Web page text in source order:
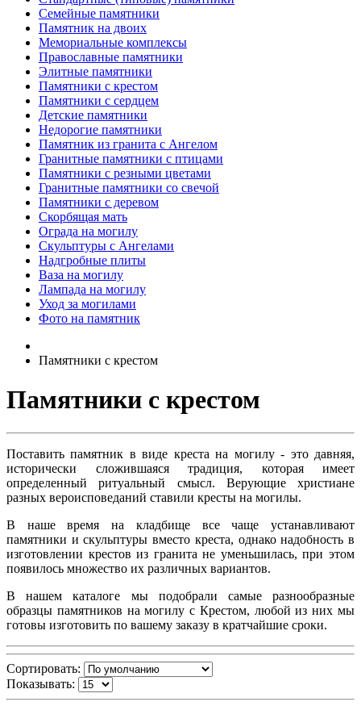
Семейные памятники
Памятник на двоих
Мемориальные комплексы
Православные памятники
Элитные памятники
Памятники с крестом
Памятники с сердцем
Детские памятники
Недорогие памятники
Памятник из гранита с Ангелом
Гранитные памятники с птицами
Памятники с резными цветами
Гранитные памятники со свечой
Памятники с деревом
Скорбящая мать
Ограда на могилу
Скульптуры с Ангелами
Надгробные плиты
Ваза на могилу
Лампада на могилу
Уход за могилами
Фото на памятник
Памятники с крестом
Памятники с крестом
Поставить памятник в виде креста на могилу - это давняя,
исторически сложившаяся традиция, которая имеет
определенный ритуальный смысл. Верующие христиане
разных вероисповеданий ставили кресты на могилы.
В наше время на кладбище все чаще устанавливают
памятники и скульптуры вместо креста, однако надобность в
изготовлении крестов из гранита не уменьшилась, при этом
появилось множество их различных вариантов.
В нашем каталоге мы подобрали самые разнообразные
образцы памятников на могилу с Крестом, любой из них мы
готовы изготовить по вашему заказу в кратчайшие сроки.
Сортировать:
Показывать: